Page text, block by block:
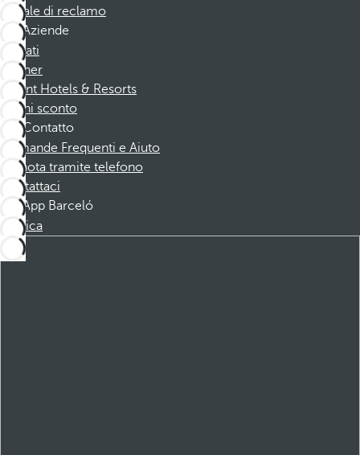
Canale di reclamo
Aziende
Affiliati
Partner
Dorint Hotels & Resorts
Buoni sconto
Contatto
Domande Frequenti e Aiuto
Prenota tramite telefono
Contattaci
App Barceló
Scarica